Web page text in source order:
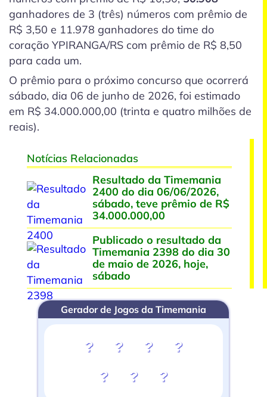
ganhadores de 3 (três) números com prêmio de
R$ 3,50 e 11.978 ganhadores do time do
coração YPIRANGA/RS com prêmio de R$ 8,50
para cada um.
O prêmio para o próximo concurso que ocorrerá
sábado, dia 06 de junho de 2026, foi estimado
em R$ 34.000.000,00 (trinta e quatro milhões de
reais).
Notícias Relacionadas
Resultado da Timemania
2400 do dia 06/06/2026,
sábado, teve prêmio de R$
34.000.000,00
Publicado o resultado da
Timemania 2398 do dia 30
de maio de 2026, hoje,
sábado
Gerador de Jogos da Timemania
? ? ?
?
?
? ?